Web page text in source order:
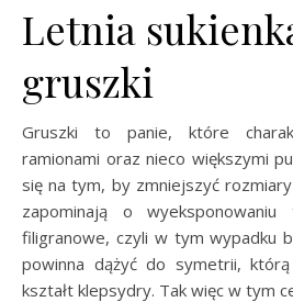
Letnia
gruszki
Gruszki to panie, które
ramionami oraz nieco większymi
się na tym, by zmniejszyć
zapominają o
filigranowe, czyli w tym wypadku
powinna dążyć do symetrii,
kształt klepsydry. Tak więc w tym